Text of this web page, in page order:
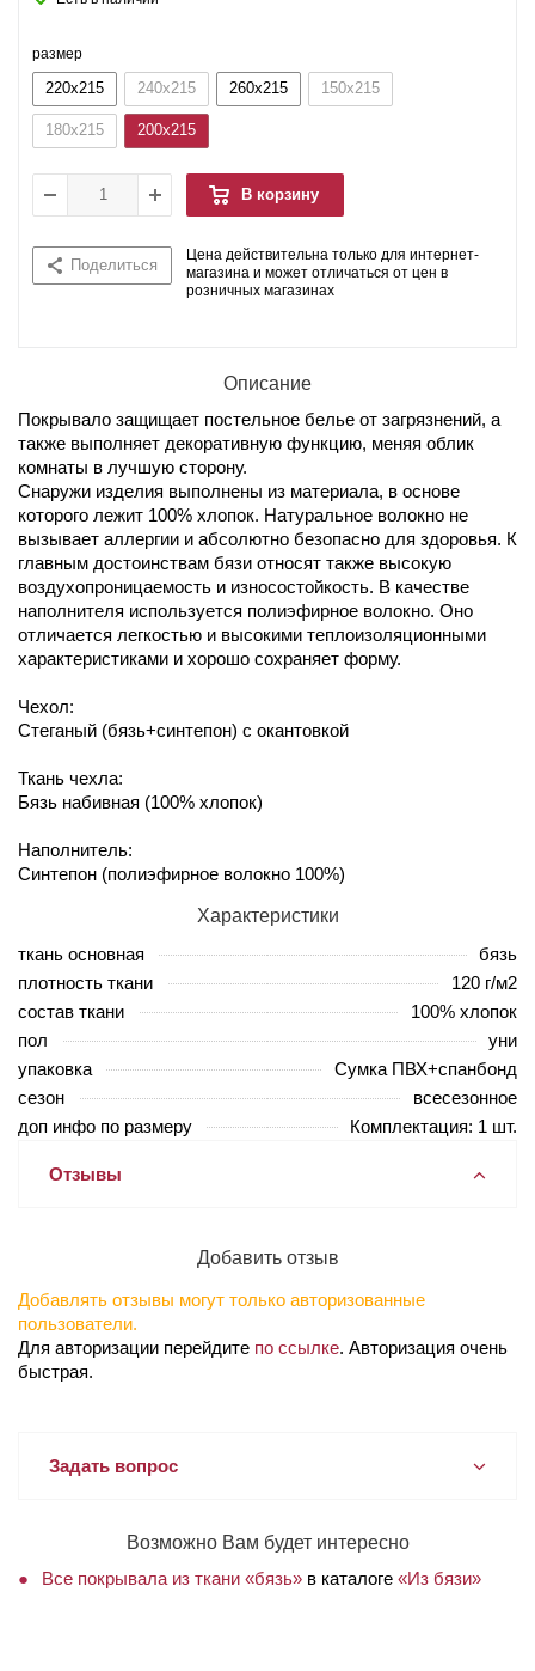
размер
220x215 240x215 260x215 150x215
180x215 200x215
В корзину
Поделиться
Цена действительна только для интернет-
магазина и может отличаться от цен в
розничных магазинах
Описание
Покрывало защищает постельное белье от загрязнений, а
также выполняет декоративную функцию, меняя облик
комнаты в лучшую сторону.
Снаружи изделия выполнены из материала, в основе
которого лежит 100% хлопок. Натуральное волокно не
вызывает аллергии и абсолютно безопасно для здоровья. К
главным достоинствам бязи относят также высокую
воздухопроницаемость и износостойкость. В качестве
наполнителя используется полиэфирное волокно. Оно
отличается легкостью и высокими теплоизоляционными
характеристиками и хорошо сохраняет форму.
Чехол:
Стеганый (бязь+синтепон) с окантовкой
Ткань чехла:
Бязь набивная (100% хлопок)
Наполнитель:
Синтепон (полиэфирное волокно 100%)
Характеристики
ткань основная
бязь
плотность ткани
120 г/м2
состав ткани
100% хлопок
пол
уни
упаковка
Сумка ПВХ+спанбонд
сезон
всесезонное
доп инфо по размеру
Комплектация: 1 шт.
Отзывы
Добавить отзыв
Добавлять отзывы могут только авторизованные
пользователи.
Для авторизации перейдите по ссылке. Авторизация очень
быстрая.
Задать вопрос
Возможно Вам будет интересно
Все покрывала из ткани «бязь» в каталоге «Из бязи»